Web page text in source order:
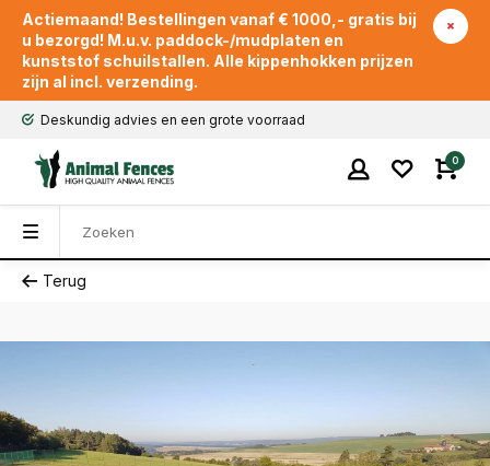
Actiemaand! Bestellingen vanaf € 1000,- gratis bij
u bezorgd! M.u.v. paddock-/mudplaten en
kunststof schuilstallen. Alle kippenhokken prijzen
zijn al incl. verzending.
Deskundig advies en een grote voorraad
0
Terug